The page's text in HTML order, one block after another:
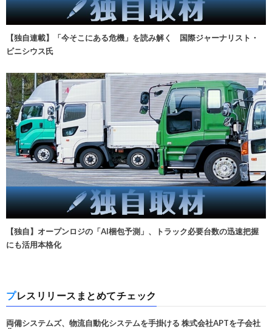
【独自連載】「今そこにある危機」を読み解く 国際ジャーナリスト・
ビニシウス氏
【独自】オープンロジの「AI梱包予測」、トラック必要台数の迅速把握
にも活用本格化
プレスリリースまとめてチェック
両備システムズ、物流自動化システムを手掛ける 株式会社APTを子会社